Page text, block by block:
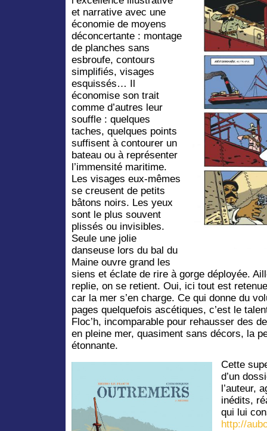
et narrative avec une
économie de moyens
déconcertante : montage
de planches sans
esbroufe, contours
simplifiés, visages
esquissés… Il
économise son trait
comme d’autres leur
souffle : quelques
taches, quelques points
suffisent à contourer un
bateau ou à représenter
l’immensité maritime.
Les visages eux-mêmes
se creusent de petits
bâtons noirs. Les yeux
sont le plus souvent
plissés ou invisibles.
Seule une jolie
danseuse lors du bal du
Maine ouvre grand les
siens et éclate de rire à gorge déployée.
replie, on se retient. Oui, ici tout est
car la mer s’en charge. Ce qui donne du
pages quelquefois ascétiques, c’est le
Floc’h, incomparable pour rehausser des
en pleine mer, quasiment sans décors, la
étonnante.
Cette
d’un
l’auteur,
inédits,
qui lui
http://